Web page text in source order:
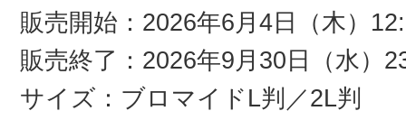
販売開始：2026年6月4日（木）
販売終了：2026年9月30日（水）
サイズ：ブロマイドL判／2L判